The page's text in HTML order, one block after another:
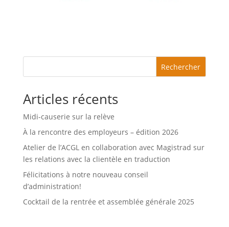
Rechercher
Articles récents
Midi-causerie sur la relève
À la rencontre des employeurs – édition 2026
Atelier de l’ACGL en collaboration avec Magistrad sur
les relations avec la clientèle en traduction
Félicitations à notre nouveau conseil
d’administration!
Cocktail de la rentrée et assemblée générale 2025